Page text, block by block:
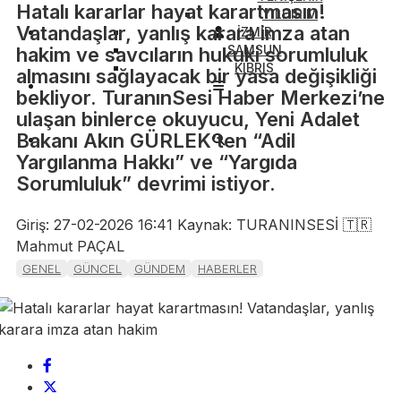
YILDIRIM
İZMİR
SAMSUN
KIBRIS
Hatalı kararlar hayat karartmasın!
Vatandaşlar, yanlış karara imza atan
hakim ve savcıların hukuki sorumluluk
almasını sağlayacak bir yasa değişikliği
bekliyor. TuranınSesi Haber Merkezi’ne
ulaşan binlerce okuyucu, Yeni Adalet
Bakanı Akın GÜRLEK’ten “Adil
Yargılanma Hakkı” ve “Yargıda
Sorumluluk” devrimi istiyor.
Giriş: 27-02-2026 16:41 Kaynak: TURANINSESİ 🇹🇷
Mahmut PAÇAL
GENEL GÜNCEL GÜNDEM HABERLER